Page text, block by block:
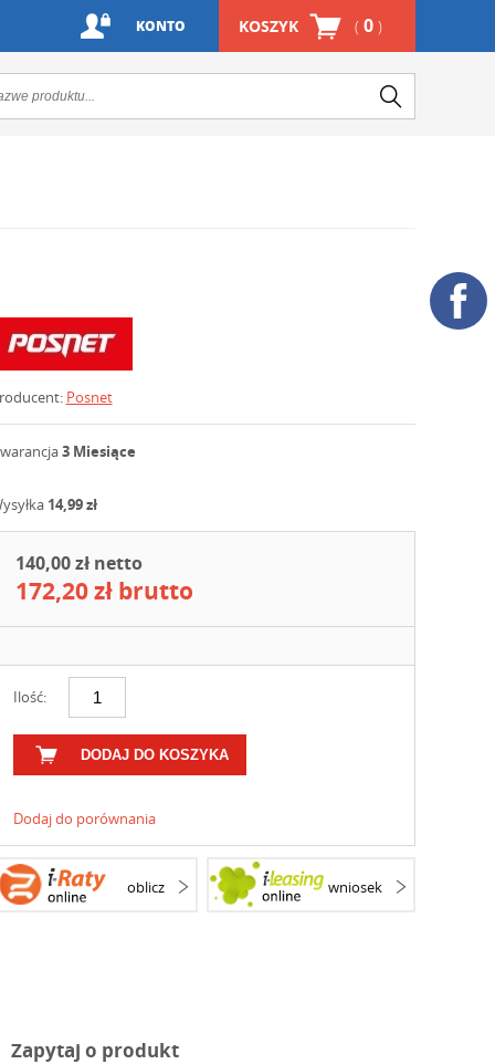
KOSZYK ( 0 )
KONTO
Posnet
3 Miesiące
14,99 zł
140,00 zł netto
172,20 zł brutto
Ilość:
DODAJ DO KOSZYKA
Dodaj do porównania
oblicz wniosek
Zapytaj o produkt